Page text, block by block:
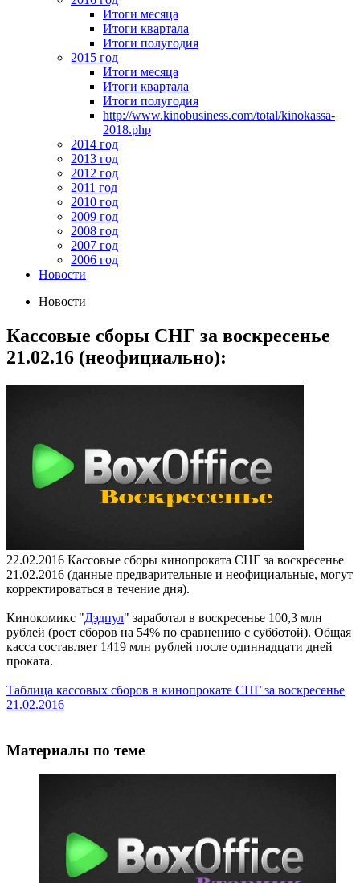
Итоги месяца
Итоги квартала
Итоги полугодия
2015 год
Итоги месяца
Итоги квартала
Итоги полугодия
http://www.kinobusiness.com/total/kinokassa-
2018.php
2014 год
2013 год
2012 год
2011 год
2010 год
2009 год
2008 год
2007 год
2006 год
Новости
Новости
Кассовые сборы СНГ за воскресенье
21.02.16 (неофициально):
22.02.2016 Кассовые сборы кинопроката СНГ за воскресенье
21.02.2016 (данные предварительные и неофициальные, могут
корректироваться в течение дня).
Кинокомикс "Дэдпул" заработал в воскресенье 100,3 млн
рублей (рост сборов на 54% по сравнению с субботой). Общая
касса составляет 1419 млн рублей после одиннадцати дней
проката.
Таблица кассовых сборов в кинопрокате СНГ за воскресенье
21.02.2016
Материалы по теме